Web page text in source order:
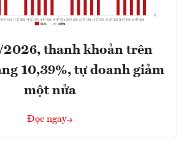
2026, thanh khoản trên
10,39%, tự doanh giảm
một nửa
Đọc ngay